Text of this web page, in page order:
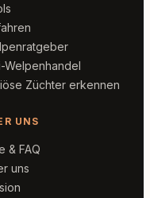
Welpenhandel
Züchter erkennen
UNS
& FAQ
uns